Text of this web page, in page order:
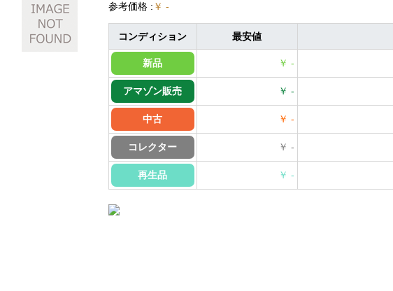
参考価格 : ￥ -
コンディション 最安値
新品 ￥ -
アマゾン販売 ￥ -
中古 ￥ -
コレクター ￥ -
再生品 ￥ -